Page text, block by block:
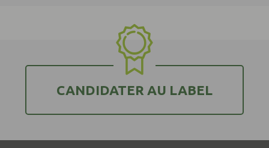
CANDIDATER AU LABEL